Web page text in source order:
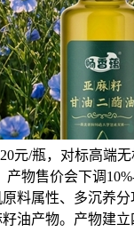
元/瓶，对标高端
物售价会下调
料属性、多沉养
油产物。产物建